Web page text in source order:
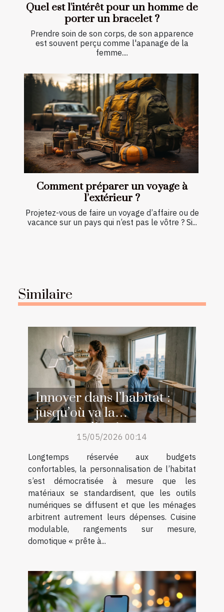
Quel est l'intérêt pour un homme de
porter un bracelet ?
Prendre soin de son corps, de son apparence
est souvent perçu comme l'apanage de la
femme....
Comment préparer un voyage à
l’extérieur ?
Projetez-vous de faire un voyage d’affaire ou de
vacance sur un pays qui n’est pas le vôtre ? Si...
Similaire
Innover dans l’habitat :
jusqu’où va la
personnalisation
accessible15/05/2026 00:14
Longtemps réservée aux budgets
confortables, la personnalisation de l’habitat
s’est démocratisée à mesure que les
matériaux se standardisent, que les outils
numériques se diffusent et que les ménages
arbitrent autrement leurs dépenses. Cuisine
modulable, rangements sur mesure,
domotique « prête à...